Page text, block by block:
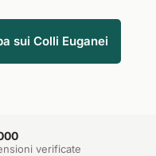
sui Colli Euganei
verificate